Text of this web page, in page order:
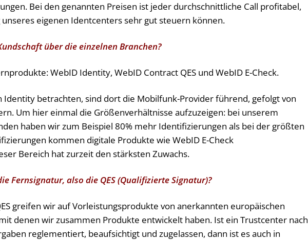
Bei den genannten Preisen ist jeder durchschnittliche Call profitabel,
eigenen Identcenters sehr gut steuern können.
über die einzelnen Branchen?
WebID Identity, WebID Contract QES und WebID E-Check.
Identity betrachten, sind dort die Mobilfunk-Provider führend, gefolgt von
Um hier einmal die Größenverhältnisse aufzuzeigen: bei unserem
haben wir zum Beispiel 80% mehr Identifizierungen als bei der größten
kommen digitale Produkte wie WebID E-Check
Bereich hat zurzeit den stärksten Zuwachs.
Fernsignatur, also die QES (Qualifizierte Signatur)?
greifen wir auf Vorleistungsprodukte von anerkannten europäischen
denen wir zusammen Produkte entwickelt haben. Ist ein Trustcenter nach
reglementiert, beaufsichtigt und zugelassen, dann ist es auch in